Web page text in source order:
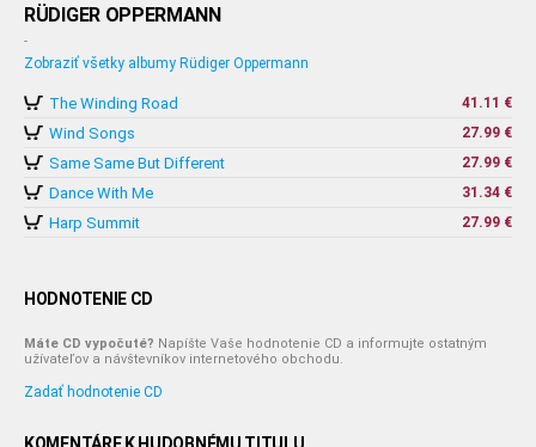
RÜDIGER OPPERMANN
-
Zobraziť všetky albumy Rüdiger Oppermann
The Winding Road 41.11 €
Wind Songs 27.99 €
Same Same But Different 27.99 €
Dance With Me 31.34 €
Harp Summit 27.99 €
HODNOTENIE CD
Máte CD vypočuté? Napíšte Vaše hodnotenie CD a informujte ostatným
užívateľov a návštevníkov internetového obchodu.
Zadať hodnotenie CD